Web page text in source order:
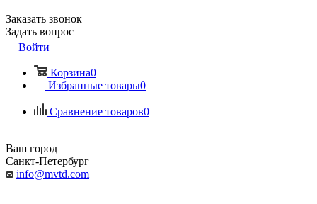
Заказать звонок
Задать вопрос
Войти
Корзина0
Избранные товары0
Сравнение товаров0
Ваш город
Санкт-Петербург
info@mvtd.com